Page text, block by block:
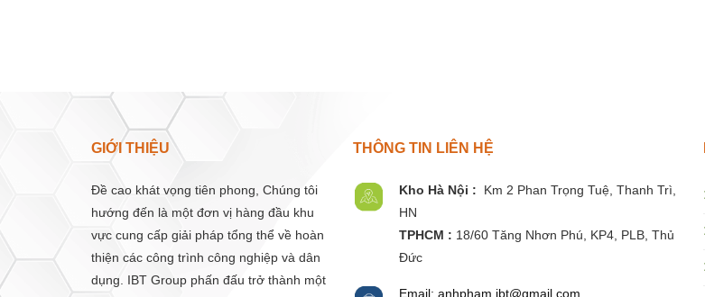
GIỚI THIỆU
Đề cao khát vọng tiên phong, Chúng tôi
hướng đến là một đơn vị hàng đầu khu
vực cung cấp giải pháp tổng thể về hoàn
thiện các công trình công nghiệp và dân
dụng. IBT Group phấn đấu trở thành một
THÔNG TIN LIÊN HỆ
Kho Hà Nội : Km 2 Phan Trọng Tuệ,ThanhTrì,
HN
TPHCM : 18/60 Tăng Nhơn Phú, KP4, PLB, Thủ
Đức
Email: anhpham.ibt@gmail.com